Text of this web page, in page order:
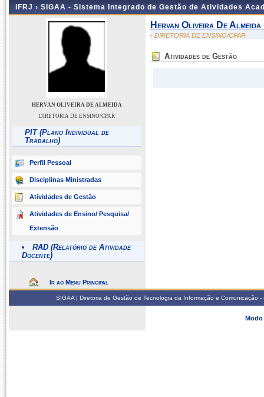
IFRJ › SIGAA - Sistema Integrado de Gestão de Atividades
HERVAN OLIVEIRA DE ALMEIDA
DIRETORIA DE ENSINO/CPAR
PIT (Plano Individual de
Trabalho)
Perfil Pessoal
Disciplinas Ministradas
Atividades de Gestão
Atividades de Ensino/ Pesquisa/
Extensão
RAD (Relatório de Atividade
Docente)
Ir ao Menu Principal
Hervan Oliveira De Almeida
- DIRETORIA DE ENSINO/CPAR
Atividades de Gestão
SIGAA | Diretoria de Gestão de Tecnologia da Informação e
Modo